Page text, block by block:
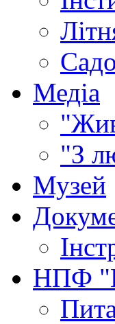
Медіа
"З
Музей
НПФ